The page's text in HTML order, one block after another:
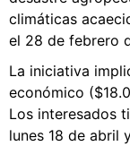
climáticas
el 28 de febrero
La iniciativa
económico
Los interesados
lunes 18 de abril